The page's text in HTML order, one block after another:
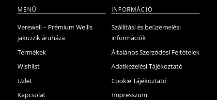
MENÜ
Verewell – Prémium Wellis
jakuzzik áruháza
Termékek
Wishlist
Üzlet
Kapcsolat
INFORMÁCIÓ
Szállítási és beüzemelési
információk
Általános Szerződési Feltételek
Adatkezelési Tájékoztató
Cookie Tájékoztató
Impresszum